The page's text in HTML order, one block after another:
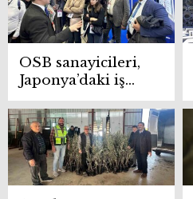
OSB sanayicileri,
Japonya’daki iş
birlikleri ve
ihracat
potansiyellerini
değerlendirdi